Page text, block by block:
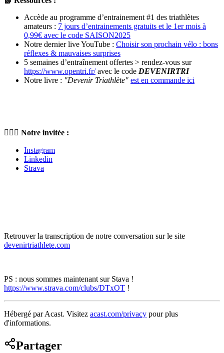
Accède au programme d’entrainement #1 des triathlètes
amateurs : 7 jours d’entrainements gratuits et le 1er mois à
0,99€ avec le code SAISON2025
Notre dernier live YouTube : Choisir son prochain vélo : bons
réflexes & mauvaises surprises
5 semaines d’entraînement offertes > rendez-vous sur
https://www.opentri.fr/avec le code DEVENIRTRI
Notre livre : "Devenir Triathlète" est en commande ici
🏃🏼‍♀️ Notre invitée :
Instagram
Linkedin
Strava
Retrouver la transcription de notre conversation sur le site
devenirtriathlete.com
PS : nous sommes maintenant sur Stava !
https://www.strava.com/clubs/DTxOT !
Hébergé par Acast. Visitez acast.com/privacy pour plus
d'informations.
Partager